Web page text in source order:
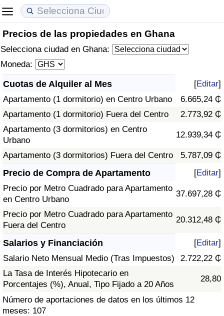
Precios de las propiedades en Ghana
Selecciona ciudad en Ghana:
Moneda:
Cuotas de Alquiler al Mes [Editar]
Apartamento (1 dormitorio) en Centro Urbano
6.665,24 ₵
Apartamento (1 dormitorio) Fuera del Centro
2.773,92 ₵
Apartamento (3 dormitorios) en Centro
Urbano
12.939,34 ₵
Apartamento (3 dormitorios) Fuera del Centro 5.787,09 ₵
Precio de Compra de Apartamento [Editar]
Precio por Metro Cuadrado para Apartamento
en Centro Urbano
37.697,28 ₵
Precio por Metro Cuadrado para Apartamento
Fuera del Centro
20.312,48 ₵
Salarios y Financiación [Editar]
Salario Neto Mensual Medio (Tras Impuestos)
2.722,22 ₵
La Tasa de Interés Hipotecario en
Porcentajes (%), Anual, Tipo Fijado a 20 Años
28,80
Número de aportaciones de datos en los últimos 12
meses: 107
Coste de vida
Índice de Costo de Vida (Actual)
Índice de Costo de Vida
Índice de costo de vida por país
en aqaba
Precios de las propiedades
Índice de Precios de Inmuebles (Actual)
Índice de Precios de Inmuebles
Índice de Precios de Inmuebles por País
Calidad de Vida
Índice de Calidad de Vida
Índice de Calidad de Vida (Actual)
Índice de calidad de vida por país
Delincuencia
(Actual)
Índice de Criminalidad
Índice de criminalidad por país
Sanidad
Índice de Sanidad (Actual)
Índice de Sanidad